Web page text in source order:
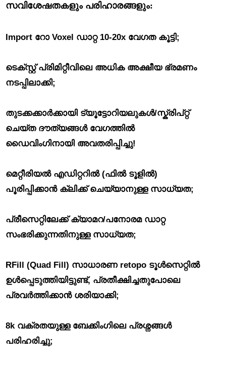
സവിശേഷതകളും പരിഹാരങ്ങളും:
Import റോ Voxel ഡാറ്റ 10-20x വേഗത കൂട്ടി;
ടെക്സ്റ്റ് പ്രിമിറ്റീവിലെ അധിക അക്ഷീയ ഭ്രമണം
നടപ്പിലാക്കി;
തുടക്കക്കാർക്കായി ട്യൂട്ടോറിയലുകൾ/സ്ക്രിപ്റ്റ്
ചെയ്ത ദൗത്യങ്ങൾ വേഗത്തിൽ
ഡൈവിംഗിനായി അവതരിപ്പിച്ചു!
മെറ്റീരിയൽ എഡിറ്ററിൽ (ഫിൽ ടൂളിൽ)
പൂരിപ്പിക്കാൻ ക്ലിക്ക് ചെയ്യാനുള്ള സാധ്യത;
പ്രീസെറ്റിലേക്ക് ക്യാമറ/പനോരമ ഡാറ്റ
സംഭരിക്കുന്നതിനുള്ള സാധ്യത;
RFill (Quad Fill) സാധാരണ retopo ടൂൾസെറ്റിൽ
ഉൾപ്പെടുത്തിയിട്ടുണ്ട്, പ്രതീക്ഷിച്ചതുപോലെ
പ്രവർത്തിക്കാൻ ശരിയാക്കി;
8k വക്രതയുള്ള ബേക്കിംഗിലെ പ്രശ്നങ്ങൾ
പരിഹരിച്ചു;